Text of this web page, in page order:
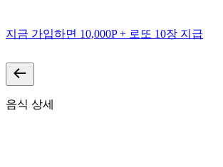
지금 가입하면 10,000P + 로또 10장 지급
음식 상세